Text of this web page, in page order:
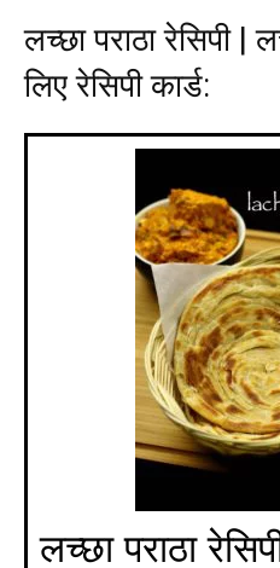
लच्छा पराठा रेसिपी |
लिए रेसिपी कार्ड:
लच्छा पराठा